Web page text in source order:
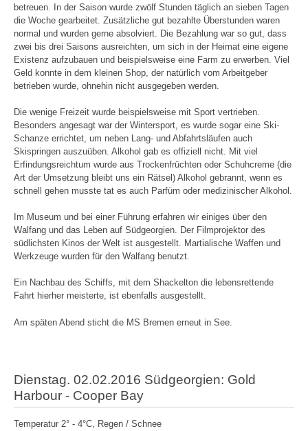
betreuen. In der Saison wurde zwölf Stunden täglich an sieben Tagen
die Woche gearbeitet. Zusätzliche gut bezahlte Überstunden waren
normal und wurden gerne absolviert. Die Bezahlung war so gut, dass
zwei bis drei Saisons ausreichten, um sich in der Heimat eine eigene
Existenz aufzubauen und beispielsweise eine Farm zu erwerben. Viel
Geld konnte in dem kleinen Shop, der natürlich vom Arbeitgeber
betrieben wurde, ohnehin nicht ausgegeben werden.
Die wenige Freizeit wurde beispielsweise mit Sport vertrieben.
Besonders angesagt war der Wintersport, es wurde sogar eine Ski-
Schanze errichtet, um neben Lang- und Abfahrtsläufen auch
Skispringen auszuüben. Alkohol gab es offiziell nicht. Mit viel
Erfindungsreichtum wurde aus Trockenfrüchten oder Schuhcreme (die
Art der Umsetzung bleibt uns ein Rätsel) Alkohol gebrannt, wenn es
schnell gehen musste tat es auch Parfüm oder medizinischer Alkohol.
Im Museum und bei einer Führung erfahren wir einiges über den
Walfang und das Leben auf Südgeorgien. Der Filmprojektor des
südlichsten Kinos der Welt ist ausgestellt. Martialische Waffen und
Werkzeuge wurden für den Walfang benutzt.
Ein Nachbau des Schiffs, mit dem Shackelton die lebensrettende
Fahrt hierher meisterte, ist ebenfalls ausgestellt.
Am späten Abend sticht die MS Bremen erneut in See.
Dienstag. 02.02.2016 Südgeorgien: Gold
Harbour - Cooper Bay
Temperatur 2° - 4°C, Regen / Schnee